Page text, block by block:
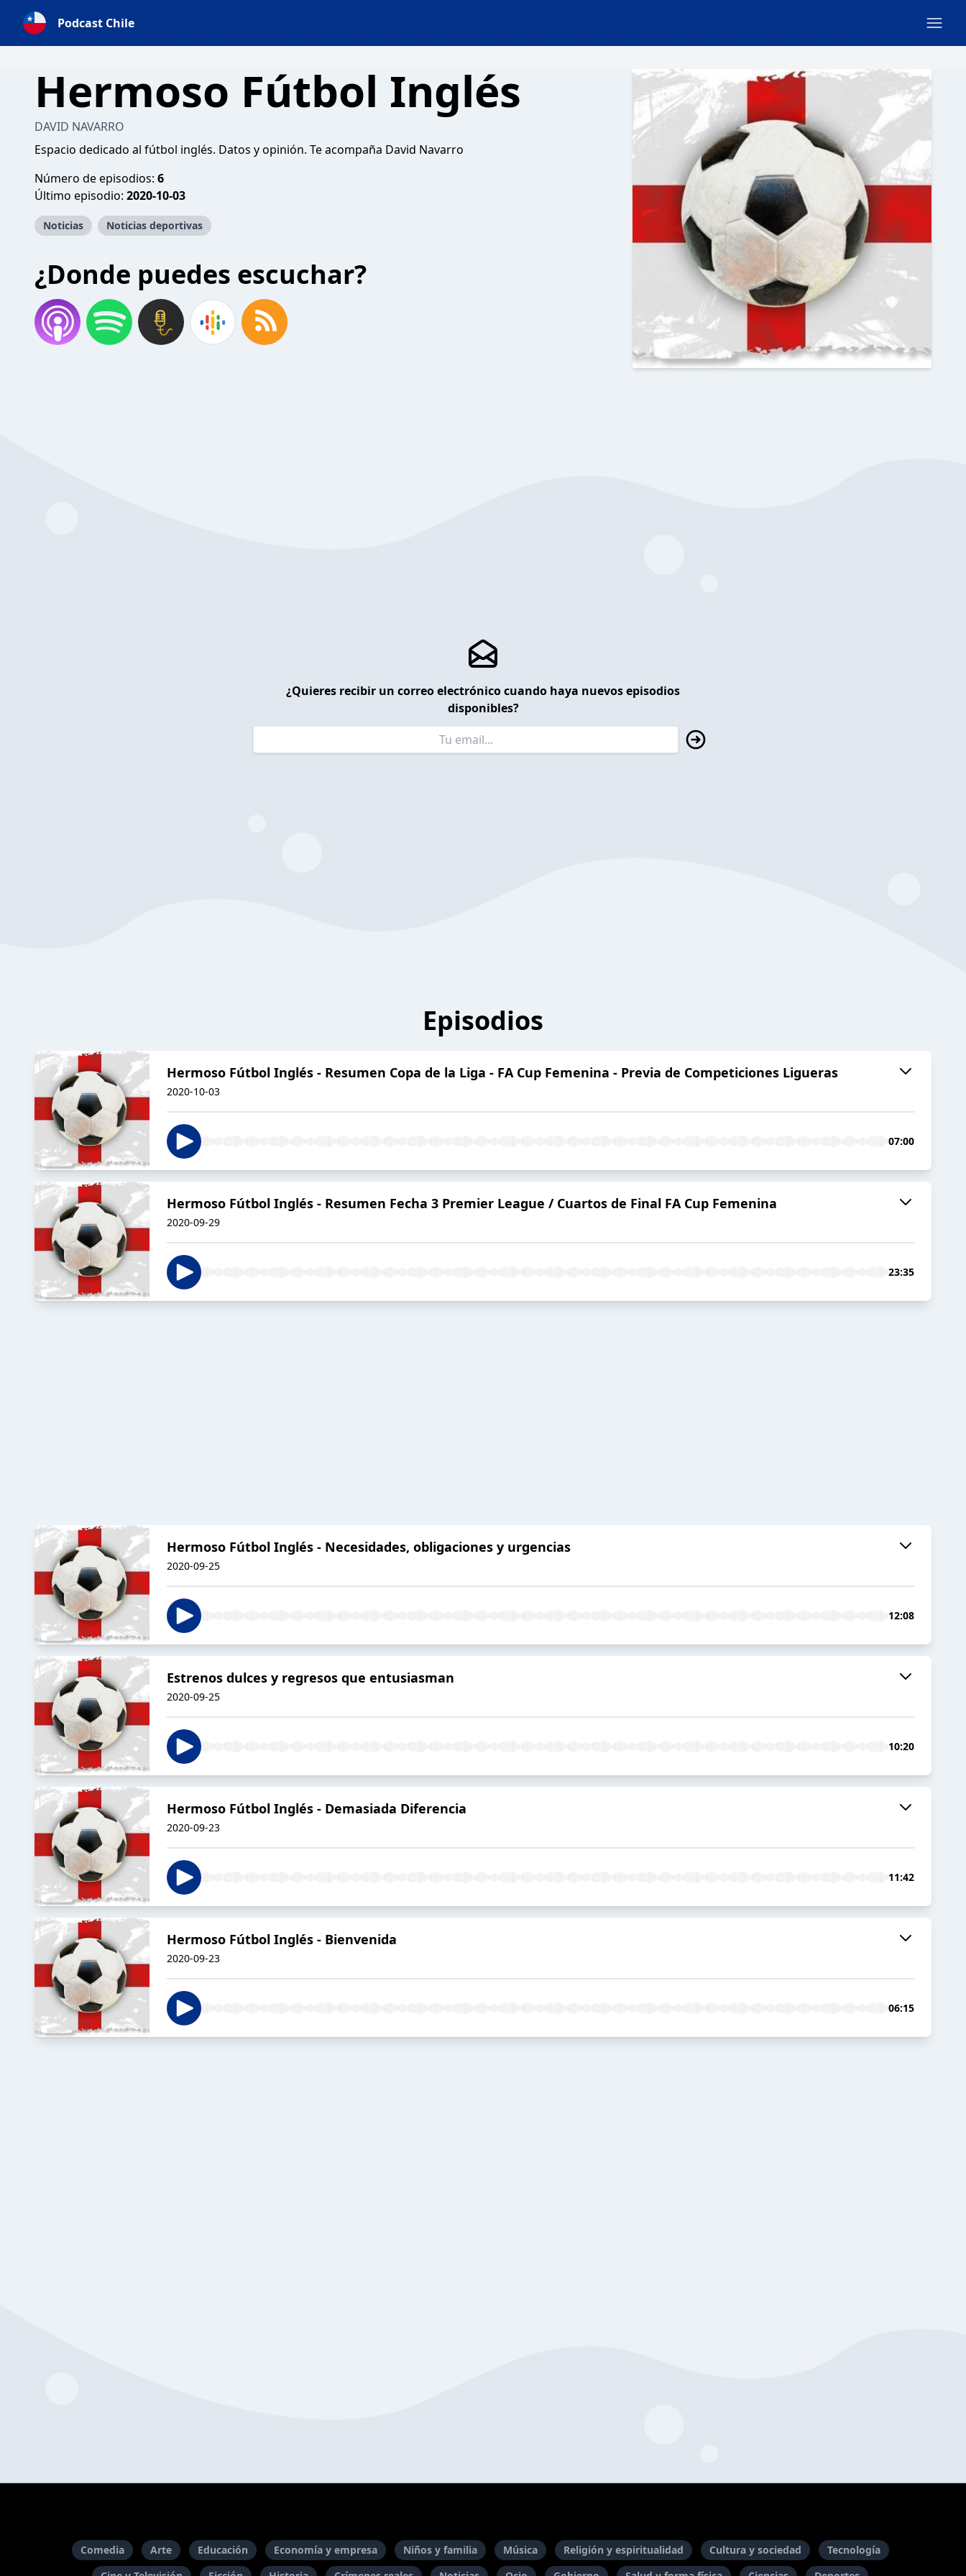
Podcast Chile
Hermoso Fútbol Inglés
DAVID NAVARRO
Espacio dedicado al fútbol inglés. Datos y opinión. Te acompaña David Navarro
Número de episodios: 6
Último episodio: 2020-10-03
Noticias Noticias deportivas
¿Donde puedes escuchar?
¿Quieres recibir un correo electrónico cuando haya nuevos episodios
disponibles?
Episodios
Hermoso Fútbol Inglés - Resumen Copa de la Liga - FA Cup Femenina - Previa de Competiciones Ligueras
2020-10-03
07:00
Hermoso Fútbol Inglés - Resumen Fecha 3 Premier League / Cuartos de Final FA Cup Femenina
2020-09-29
23:35
Hermoso Fútbol Inglés - Necesidades, obligaciones y urgencias
2020-09-25
12:08
Estrenos dulces y regresos que entusiasman
2020-09-25
10:20
Hermoso Fútbol Inglés - Demasiada Diferencia
2020-09-23
11:42
Hermoso Fútbol Inglés - Bienvenida
2020-09-23
06:15
Comedia Arte Educación Economía y empresa Niños y familia Música Religión y espiritualidad Cultura y sociedad
Tecnología